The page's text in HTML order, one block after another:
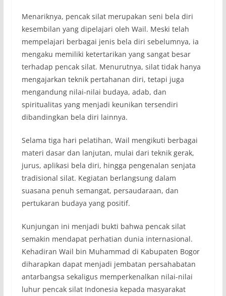
Menariknya, pencak silat merupakan seni bela diri
kesembilan yang dipelajari oleh Wail. Meski telah
mempelajari berbagai jenis bela diri sebelumnya, ia
mengaku memiliki ketertarikan yang sangat besar
terhadap pencak silat. Menurutnya, silat tidak hanya
mengajarkan teknik pertahanan diri, tetapi juga
mengandung nilai-nilai budaya, adab, dan
spiritualitas yang menjadi keunikan tersendiri
dibandingkan bela diri lainnya.
Selama tiga hari pelatihan, Wail mengikuti berbagai
materi dasar dan lanjutan, mulai dari teknik gerak,
jurus, aplikasi bela diri, hingga pengenalan senjata
tradisional silat. Kegiatan berlangsung dalam
suasana penuh semangat, persaudaraan, dan
pertukaran budaya yang positif.
Kunjungan ini menjadi bukti bahwa pencak silat
semakin mendapat perhatian dunia internasional.
Kehadiran Wail bin Muhammad di Kabupaten Bogor
diharapkan dapat menjadi jembatan persahabatan
antarbangsa sekaligus memperkenalkan nilai-nilai
luhur pencak silat Indonesia kepada masyarakat